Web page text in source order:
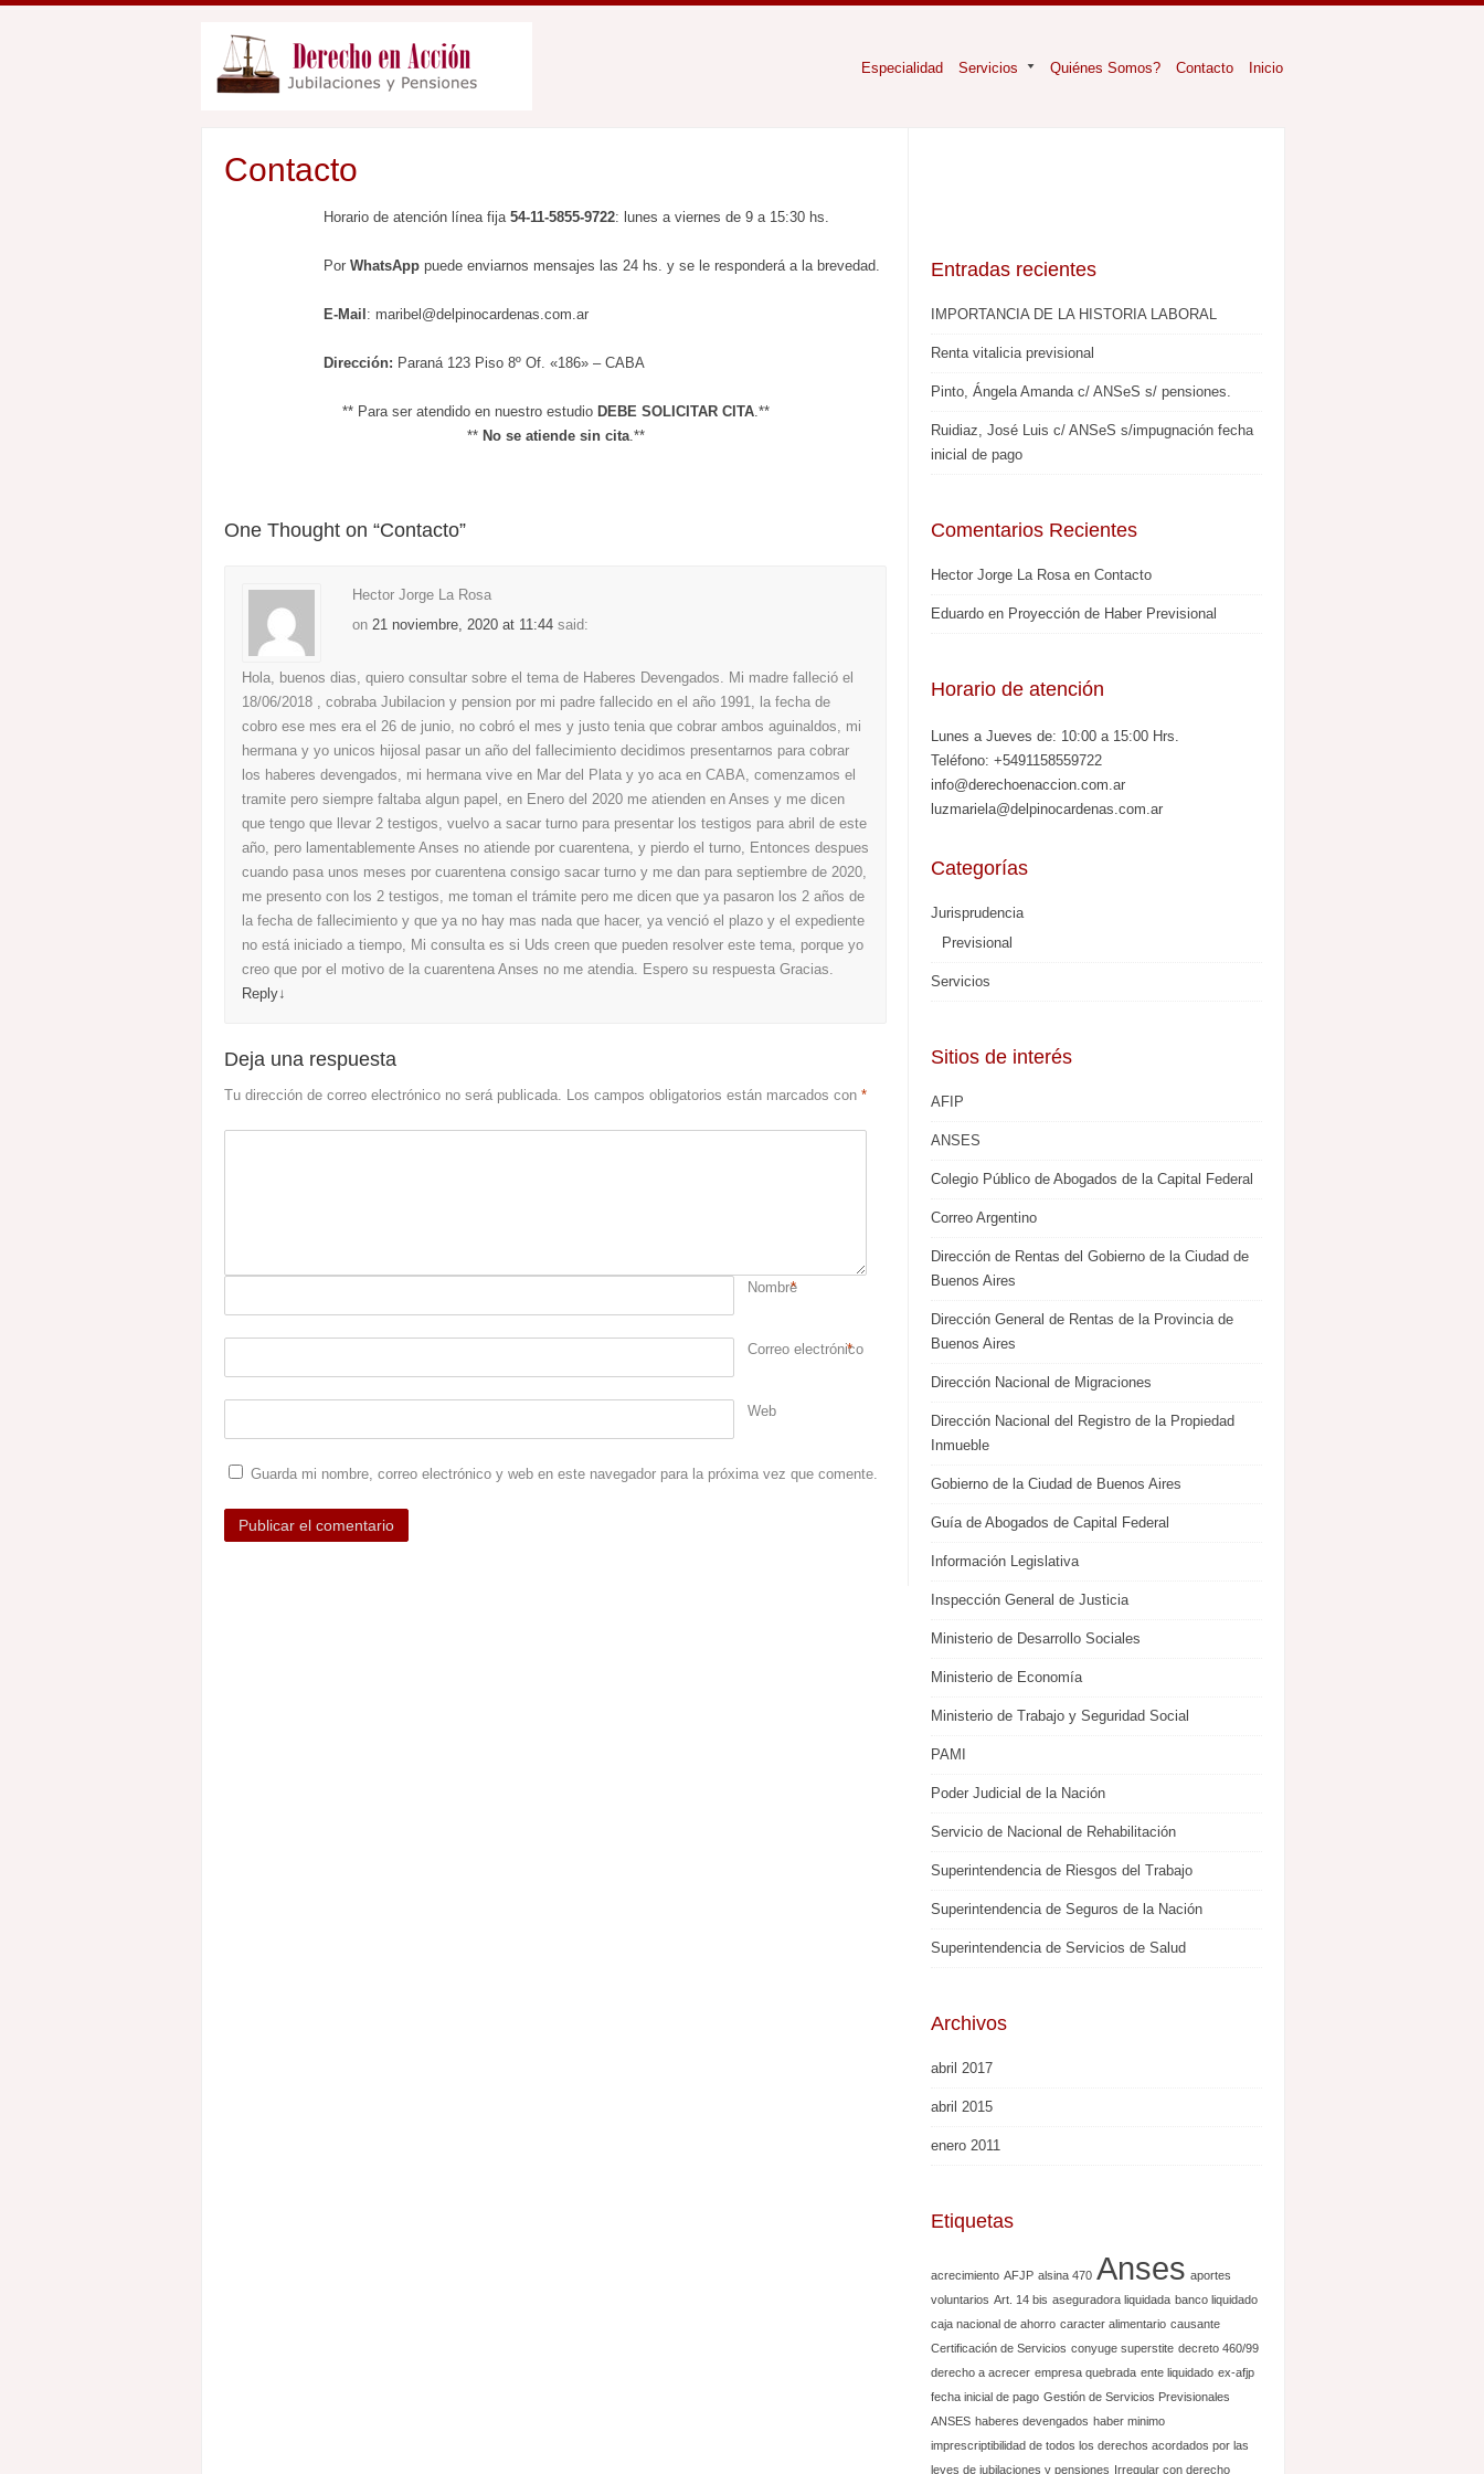
Especialidad Servicios Quiénes Somos? Contacto Inicio
Contacto
Horario de atención línea fija 54-11-5855-9722: lunes a viernes de 9 a 15:30 hs.
Por WhatsApp puede enviarnos mensajes las 24 hs. y se le responderá a la brevedad.
E-Mail : maribel@delpinocardenas.com.ar
Dirección: Paraná 123 Piso 8º Of. «186» – CABA
** Para ser atendido en nuestro estudio DEBE SOLICITAR CITA.**
** No se atiende sin cita.**
One Thought on “Contacto”
Hector Jorge La Rosa
on 21 noviembre, 2020 at 11:44 said:
Hola, buenos dias, quiero consultar sobre el tema de Haberes Devengados. Mi madre falleció el
18/06/2018 , cobraba Jubilacion y pension por mi padre fallecido en el año 1991, la fecha de
cobro ese mes era el 26 de junio, no cobró el mes y justo tenia que cobrar ambos aguinaldos, mi
hermana y yo unicos hijosal pasar un año del fallecimiento decidimos presentarnos para cobrar
los haberes devengados, mi hermana vive en Mar del Plata y yo aca en CABA, comenzamos el
tramite pero siempre faltaba algun papel, en Enero del 2020 me atienden en Anses y me dicen
que tengo que llevar 2 testigos, vuelvo a sacar turno para presentar los testigos para abril de este
año, pero lamentablemente Anses no atiende por cuarentena, y pierdo el turno, Entonces despues
cuando pasa unos meses por cuarentena consigo sacar turno y me dan para septiembre de 2020,
me presento con los 2 testigos, me toman el trámite pero me dicen que ya pasaron los 2 años de
la fecha de fallecimiento y que ya no hay mas nada que hacer, ya venció el plazo y el expediente
no está iniciado a tiempo, Mi consulta es si Uds creen que pueden resolver este tema, porque yo
creo que por el motivo de la cuarentena Anses no me atendia. Espero su respuesta Gracias.
Reply↓
Deja una respuesta
Tu dirección de correo electrónico no será publicada. Los campos obligatorios están marcados con *
Nombre
*
Correo electrónico
*
Web
Guarda mi nombre, correo electrónico y web en este navegador para la próxima vez que comente.
Entradas recientes
IMPORTANCIA DE LA HISTORIA LABORAL
Renta vitalicia previsional
Pinto, Ángela Amanda c/ ANSeS s/ pensiones.
Ruidiaz, José Luis c/ ANSeS s/impugnación fecha
inicial de pago
Comentarios Recientes
Hector Jorge La Rosaen Contacto
Eduardo en Proyección de Haber Previsional
Horario de atención
Lunes a Jueves de: 10:00 a 15:00 Hrs.
Teléfono: +5491158559722
info@derechoenaccion.com.ar
luzmariela@delpinocardenas.com.ar
Categorías
Jurisprudencia
Previsional
Servicios
Sitios de interés
AFIP
ANSES
Colegio Público de Abogados de la Capital Federal
Correo Argentino
Dirección de Rentas del Gobierno de la Ciudad de
Buenos Aires
Dirección General de Rentas de la Provincia de
Buenos Aires
Dirección Nacional de Migraciones
Dirección Nacional del Registro de la Propiedad
Inmueble
Gobierno de la Ciudad de Buenos Aires
Guía de Abogados de Capital Federal
Información Legislativa
Inspección General de Justicia
Ministerio de Desarrollo Sociales
Ministerio de Economía
Ministerio de Trabajo y Seguridad Social
PAMI
Poder Judicial de la Nación
Servicio de Nacional de Rehabilitación
Superintendencia de Riesgos del Trabajo
Superintendencia de Seguros de la Nación
Superintendencia de Servicios de Salud
Archivos
abril 2017
abril 2015
enero 2011
Etiquetas
acrecimiento AFJP alsina 470 Anses aportes
voluntarios Art. 14 bis aseguradora liquidada banco liquidado
caja nacional de ahorro caracter alimentario causante
Certificación de Servicios conyuge superstite decreto 460/99
derecho a acrecer empresa quebrada ente liquidado ex-afjp
fecha inicial de pago Gestión de Servicios Previsionales
ANSES haberes devengados haber minimo
imprescriptibilidad de todos los derechos acordados por las
leyes de jubilaciones y pensiones Irregular con derecho